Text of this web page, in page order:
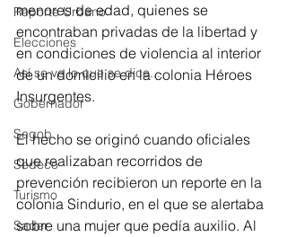
Reporte Urbano
Elecciones
Así se ve lo que se dice...
Gobernador
Segob
Sedeco
Turismo
Sader
menores de edad, quienes se
encontraban privadas de la libertad y
en condiciones de violencia al interior
de un domicilio en la colonia Héroes
Insurgentes.
El hecho se originó cuando oficiales
que realizaban recorridos de
prevención recibieron un reporte en la
colonia Sindurio, en el que se alertaba
sobre una mujer que pedía auxilio. Al